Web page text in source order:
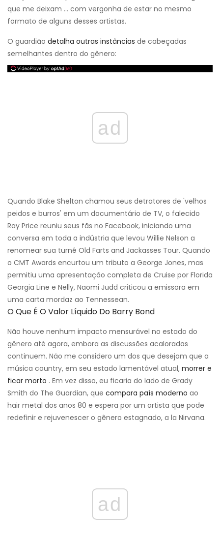
que me deixam ... com vergonha de estar no mesmo
formato de alguns desses artistas.
O guardião detalha outras instâncias de cabeçadas
semelhantes dentro do gênero:
ad
Quando Blake Shelton chamou seus detratores de 'velhos
peidos e burros' em um documentário de TV, o falecido
Ray Price reuniu seus fãs no Facebook, iniciando uma
conversa em toda a indústria que levou Willie Nelson a
renomear sua turnê Old Farts and Jackasses Tour. Quando
o CMT Awards encurtou um tributo a George Jones, mas
permitiu uma apresentação completa de Cruise por Florida
Georgia Line e Nelly, Naomi Judd criticou a emissora em
uma carta mordaz ao Tennessean.
O Que É O Valor Líquido Do Barry Bond
Não houve nenhum impacto mensurável no estado do
gênero até agora, embora as discussões acaloradas
continuem. Não me considero um dos que desejam que a
música country, em seu estado lamentável atual, morrer e
ficar morto . Em vez disso, eu ficaria do lado de Grady
Smith do The Guardian, que compara país moderno ao
hair metal dos anos 80 e espera por um artista que pode
redefinir e rejuvenescer o gênero estagnado, a la Nirvana.
ad